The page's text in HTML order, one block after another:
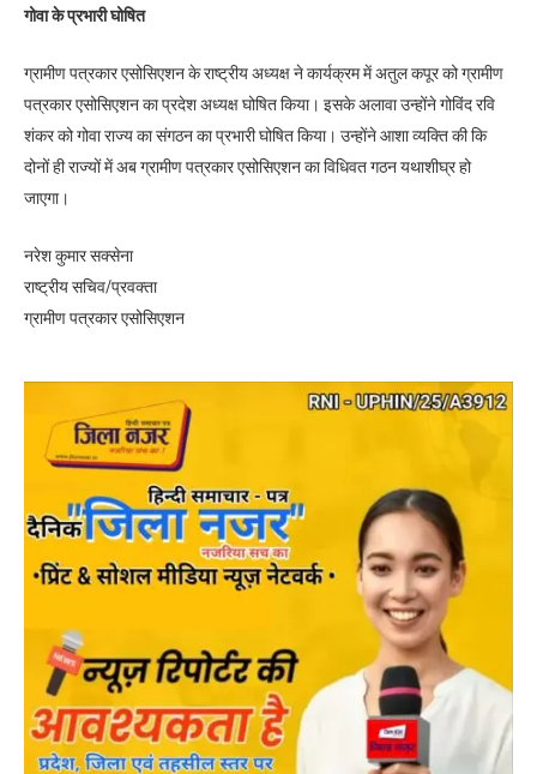
गोवा के प्रभारी घोषित
ग्रामीण पत्रकार एसोसिएशन के राष्ट्रीय अध्यक्ष ने कार्यक्रम में अतुल कपूर को ग्रामीण
पत्रकार एसोसिएशन का प्रदेश अध्यक्ष घोषित किया। इसके अलावा उन्होंने गोविंद रवि
शंकर को गोवा राज्य का संगठन का प्रभारी घोषित किया। उन्होंने आशा व्यक्ति की कि
दोनों ही राज्यों में अब ग्रामीण पत्रकार एसोसिएशन का विधिवत गठन यथाशीघ्र हो
जाएगा।
नरेश कुमार सक्सेना
राष्ट्रीय सचिव/प्रवक्ता
ग्रामीण पत्रकार एसोसिएशन